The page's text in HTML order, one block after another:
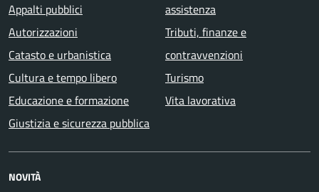
Appalti pubblici
Autorizzazioni
Catasto e urbanistica
Cultura e tempo libero
Educazione e formazione
Giustizia e sicurezza pubblica
assistenza
Tributi, finanze e
contravvenzioni
Turismo
Vita lavorativa
NOVITÀ